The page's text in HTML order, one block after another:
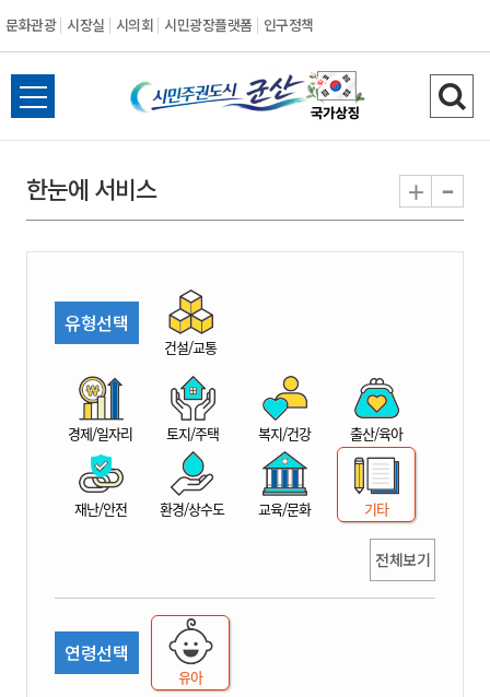
문화관광 시장실 시의회 시민광장플랫폼 인구정책
시
민
권
시
산
전
체
뉴
열
검
색
기
한눈에 서비스 + -
유형선택
건설/교통
경제/일자리 토지/주택 복지/건강 출산/육아
재난/안전 환경/상수도 교육/문화 기타
전체보기
연령선택
유아